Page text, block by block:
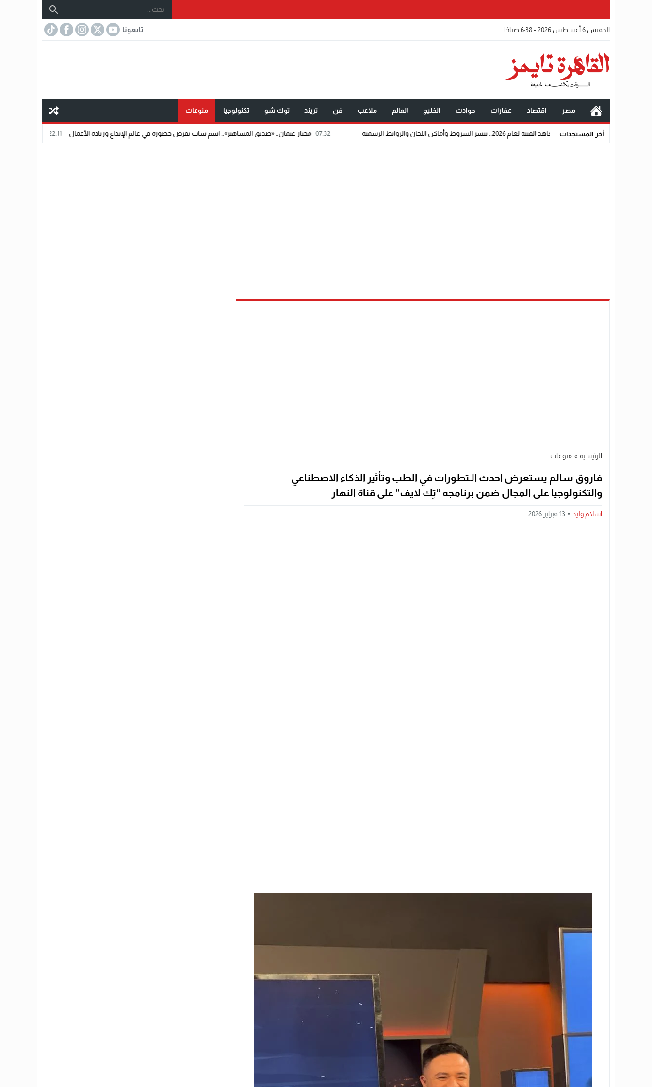
الخميس 6 أغسطس 2026 - 6:38 صباحًا تابعونا
مصر اقتصاد عقارات حوادث الخليج العالم ملاعب فن تريند توك شو تكنولوجيا منوعات
أخر المستجدات 07:32 مختار عتمان.. «صديق المشاهير».. اسم شاب يفرض حضوره في عالم الإبداع وريادة الأعمال 22:11 الدكتور محمد دسوقي.. عندما تلتقي 2026.. ننشر الشروط وأماكن اللجان والروابط الرسمية
الرئيسية » منوعات
فاروق سالم يستعرض احدث الـتطورات في الطب وتأثير الذكاء الاصطناعي
والتكنولوجيا على المجال ضمن برنامجه “تِك لايف” على قناة النهار
اسلام وليد 13 فبراير 2026